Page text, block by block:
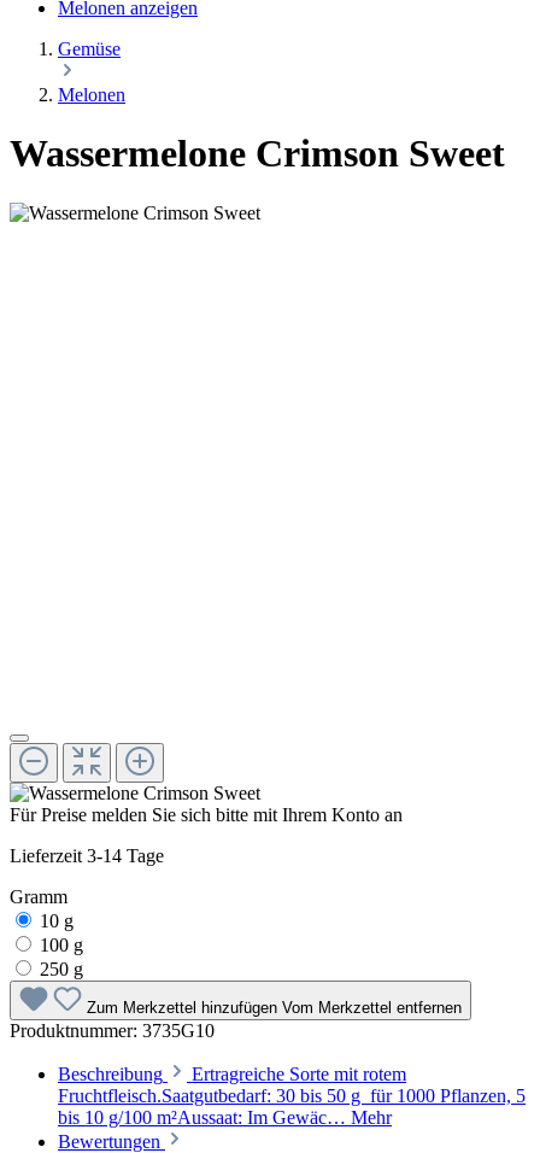
Melonen anzeigen
Gemüse
Melonen
Wassermelone Crimson Sweet
Für Preise melden Sie sich bitte mit Ihrem Konto an
Lieferzeit 3-14 Tage
Gramm
10 g
100 g
250 g
Zum Merkzettel hinzufügen Vom Merkzettel entfernen
Produktnummer: 3735G10
Beschreibung
Ertragreiche Sorte mit rotem
Fruchtfleisch.Saatgutbedarf: 30 bis 50 g für 1000 Pflanzen, 5
bis 10 g/100 m²Aussaat: Im Gewäc… Mehr
Bewertungen